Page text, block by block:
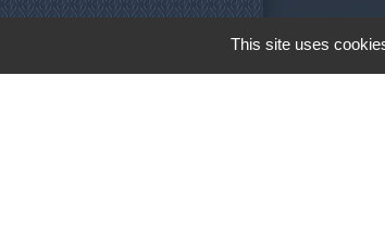
This site uses